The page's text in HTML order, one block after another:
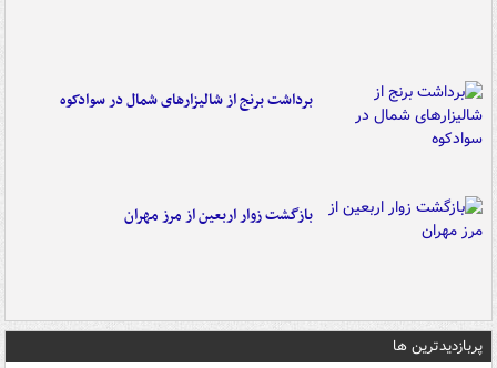
برداشت برنج از شالیزارهای شمال در سوادکوه
بازگشت زوار اربعین از مرز مهران
پربازدیدترین ها